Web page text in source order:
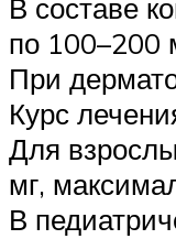
В составе
по 100–200
При
Курс
Для
мг,
В